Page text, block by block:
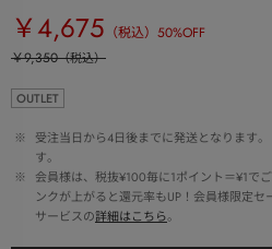
￥4,675 （税込） 50%OFF
￥9,350（税込）
OUTLET
※
受注当日から4日後までに発送となります
す。
※
会員様は、税抜¥100毎に1ポイント＝¥1で
ンクが上がると還元率もUP！会員様限定
サービスの詳細はこちら。